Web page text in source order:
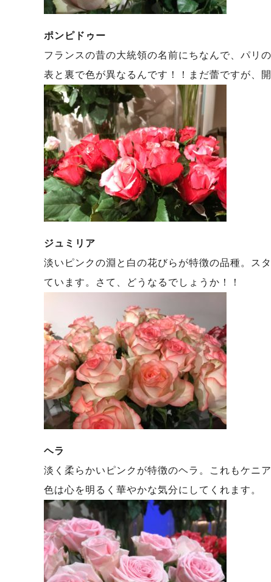
ポンピドゥー
フランスの昔の大統領の名前にちなんで、パリ
表と裏で色が異なるんです！！まだ蕾ですが、
ジュミリア
淡いピンクの淵と白の花びらが特徴の品種。ス
ています。さて、どうなるでしょうか！！
ヘラ
淡く柔らかいピンクが特徴のヘラ。これもケニ
色は心を明るく華やかな気分にしてくれます。